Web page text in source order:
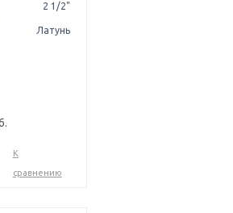
2 1/2"
Латунь
К
сравнению